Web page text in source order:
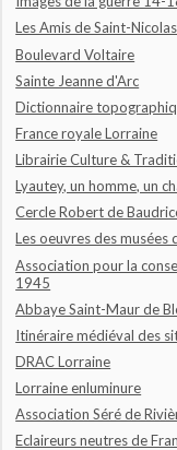
Les Amis de Saint-
Boulevard Voltaire
Sainte Jeanne d'Arc
Dictionnaire
France royale Lorraine
Librairie Culture &
Lyautey, un homme, un
Cercle Robert de
Les oeuvres des musées
Association pour la
1945
Abbaye Saint-Maur de
Itinéraire médiéval des
DRAC Lorraine
Lorraine enluminure
Association Séré de
Eclaireurs neutres de